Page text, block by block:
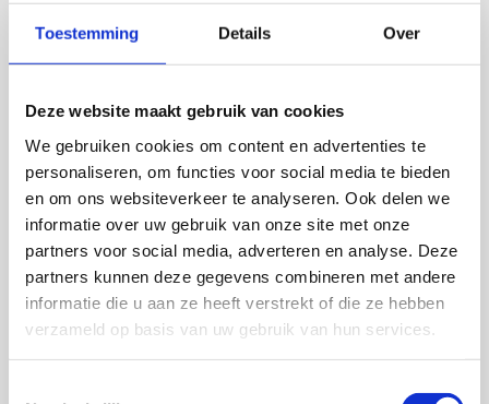
Toestemming Details Over
Deze website maakt gebruik van cookies
We gebruiken cookies om content en advertenties te
personaliseren, om functies voor social media te bieden
en om ons websiteverkeer te analyseren. Ook delen we
informatie over uw gebruik van onze site met onze
partners voor social media, adverteren en analyse. Deze
partners kunnen deze gegevens combineren met andere
informatie die u aan ze heeft verstrekt of die ze hebben
verzameld op basis van uw gebruik van hun services.
Talitha Spanjersberg
Context-aware phenotyping of cardiac
disease across translational models
4 september 2026
Talitha Spanjersberg